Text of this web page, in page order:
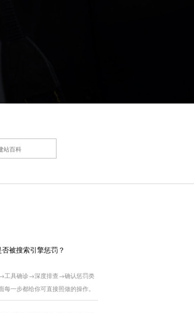
站百科
被搜索引擎惩罚？
工具确诊→深度排查→确认惩罚类
每一步都给你可直接照做的操作。